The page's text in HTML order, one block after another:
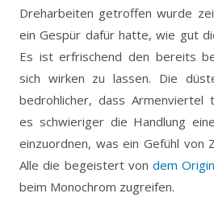
Dreharbeiten getroffen wurde
ein Gespür dafür hatte, wie gut
Es ist erfrischend den bereits
sich wirken zu lassen. Die
bedrohlicher, dass Armenviertel
es schwieriger die Handlung
einzuordnen, was ein Gefühl von
Alle die begeistert von dem
beim Monochrom zugreifen.